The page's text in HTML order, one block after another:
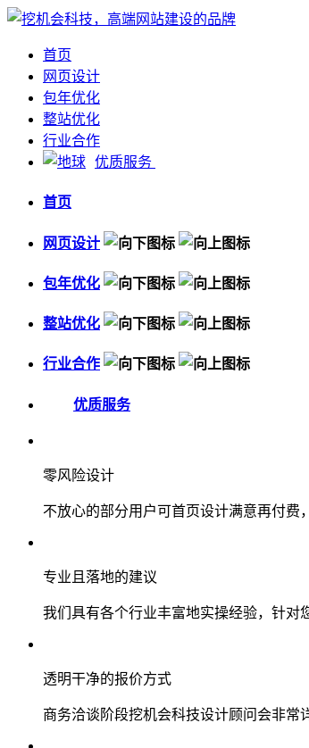
首页
网页设计
包年优化
整站优化
行业合作
优质服务
首页
网页设计
包年优化
整站优化
行业合作
优质服务
零风险设计
不放心的部分用户可首页设计满意再付费
专业且落地的建议
我们具有各个行业丰富地实操经验，针对
透明干净的报价方式
商务洽谈阶段挖机会科技设计顾问会非